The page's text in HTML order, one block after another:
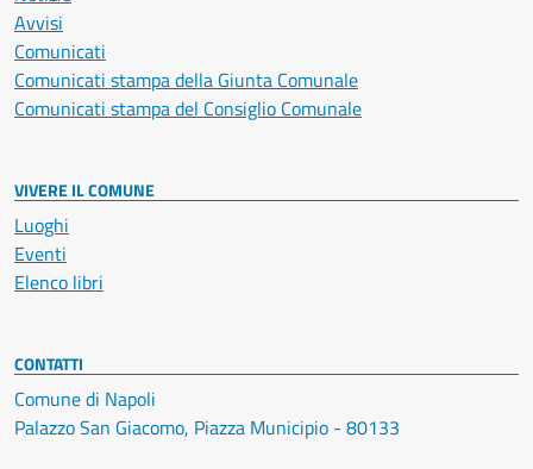
Avvisi
Comunicati
Comunicati stampa della Giunta Comunale
Comunicati stampa del Consiglio Comunale
VIVERE IL COMUNE
Luoghi
Eventi
Elenco libri
CONTATTI
Comune di Napoli
Palazzo San Giacomo, Piazza Municipio - 80133